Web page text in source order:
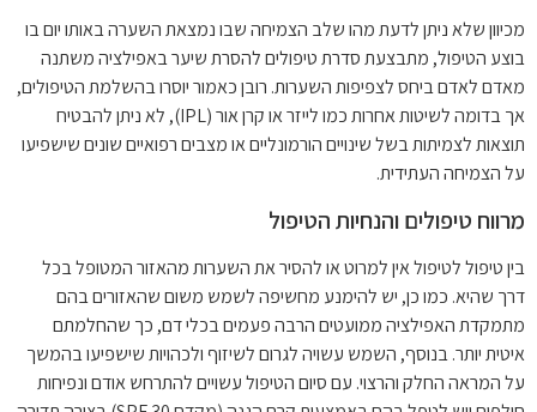
מכיוון שלא ניתן לדעת מהו שלב הצמיחה שבו נמצאת השערה באותו יום בו
בוצע הטיפול, מתבצעת סדרת טיפולים להסרת שיער באפילציה משתנה
מאדם לאדם ביחס לצפיפות השערות. רובן כאמור יוסרו בהשלמת הטיפולים,
אך בדומה לשיטות אחרות כמו לייזר או קרן אור (IPL), לא ניתן להבטיח
תוצאות לצמיתות בשל שינויים הורמונליים או מצבים רפואיים שונים שישפיעו
על הצמיחה העתידית.
מרווח טיפולים והנחיות הטיפול
בין טיפול לטיפול אין למרוט או להסיר את השערות מהאזור המטופל בכל
דרך שהיא. כמו כן, יש להימנע מחשיפה לשמש משום שהאזורים בהם
מתמקדת האפילציה ממועטים הרבה פעמים בכלי דם, כך שהחלמתם
איטית יותר. בנוסף, השמש עשויה לגרום לשיזוף ולכהויות שישפיעו בהמשך
על המראה החלק והרצוי. עם סיום הטיפול עשויים להתרחש אודם ונפיחות